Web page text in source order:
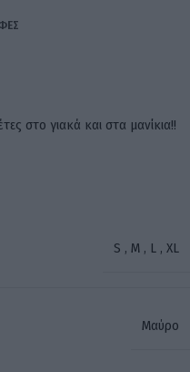
στο γιακά και στα μανίκια!!
S , M , L , XL
Μαύρο